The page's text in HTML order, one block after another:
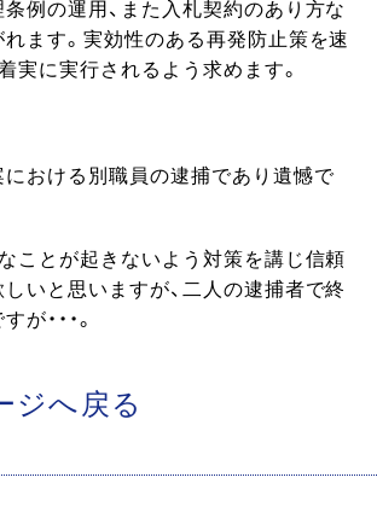
例の運用、また入札契約のあり方な
ます。実効性のある再発防止策を速
実に実行されるよう求めます。
おける別職員の逮捕であり遺憾で
ことが起きないよう対策を講じ信頼
いと思いますが、二人の逮捕者で終
・・・。
ジへ戻る